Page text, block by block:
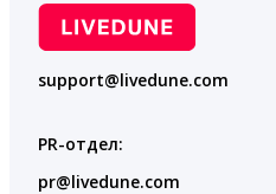
support@livedune.com
PR-отдел:
pr@livedune.com